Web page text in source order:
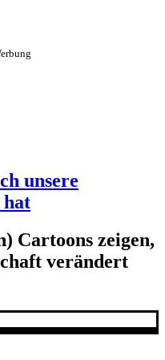
unsere
hat
Cartoons zeigen,
verändert